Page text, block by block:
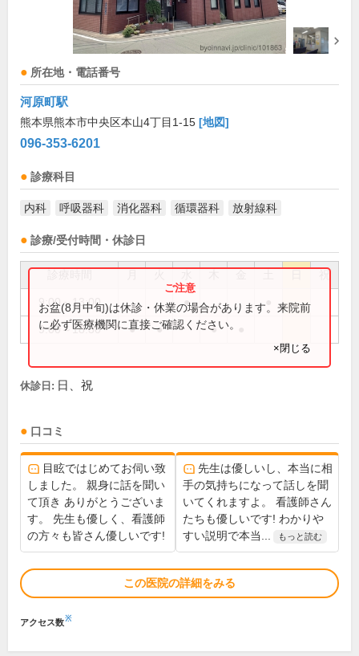
所在地・電話番号
河原町駅
熊本県熊本市中央区本山4丁目1-15 [地図]
096-353-6201
診療科目
内科 呼吸器科 消化器科 循環器科 放射線科
診療/受付時間・休診日
祝
9:00～13:00 ●
9:00～18:30 ● ● ●
お盆(8月中旬)は休診・休業の場合があります。来院前
に必ず医療機関に直接ご確認ください。
×閉じる
休診日: 日、祝
口コミ
目眩ではじめてお伺い致
しました。 親身に話を聞い
て頂き ありがとうございま
す。 先生も優しく、看護師
の方々も皆さん優しいです!
先生は優しいし、本当に相
手の気持ちになって話しを聞
いてくれますよ。 看護師さん
たちも優しいです! わかりや
すい説明で本当...
もっと読む
この医院の詳細をみる
アクセス数※